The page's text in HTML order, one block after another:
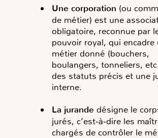
Une corporation (ou
de métier) est une
obligatoire, reconnue par
pouvoir royal, qui encadre
métier donné (bouchers,
boulangers, tonneliers,
des statuts précis et une
interne.
La jurande désigne le
jurés, c’est‑à‑dire les
chargés de contrôler le